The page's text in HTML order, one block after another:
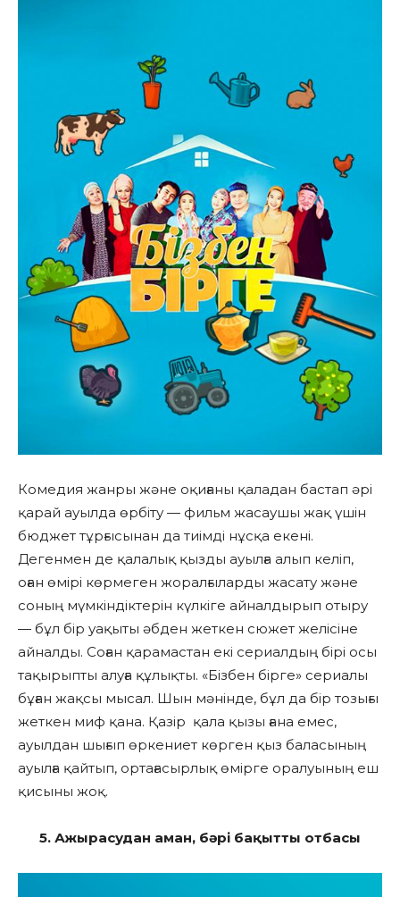
Комедия жанры және оқиғаны қаладан бастап әрі
қарай ауылда өрбіту — фильм жасаушы жақ үшін
бюджет тұрғысынан да тиімді нұсқа екені.
Дегенмен де қалалық қызды ауылға алып келіп,
оған өмірі көрмеген жоралғыларды жасату және
соның мүмкіндіктерін күлкіге айналдырып отыру
— бұл бір уақыты әбден жеткен сюжет желісіне
айналды. Соған қарамастан екі сериалдың бірі осы
тақырыпты алуға құлықты. «Бізбен бірге» сериалы
бұған жақсы мысал. Шын мәнінде, бұл да бір тозығы
жеткен миф қана. Қазір қала қызы ғана емес,
ауылдан шығып өркениет көрген қыз баласының
ауылға қайтып, ортағасырлық өмірге оралуының еш
қисыны жоқ.
5. Ажырасудан аман, бәрі бақытты отбасы